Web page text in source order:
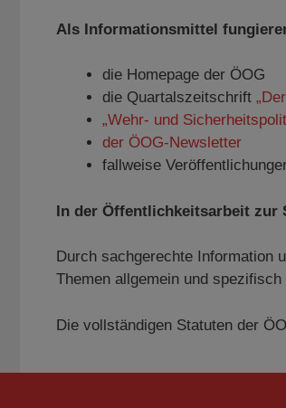
Als Informationsmittel
die Homepage der ÖOG
die Quartalszeitschrift
„Wehr- und
der ÖOG-Newsletter
fallweise
In der Öffentlichkeitsarbeit zur
Durch sachgerechte Information
Themen allgemein und
Die vollständigen Statuten der